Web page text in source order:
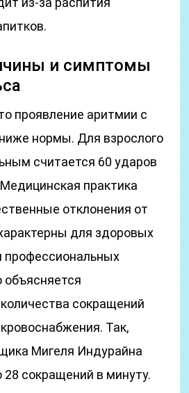
и симптомы
проявление аритмии с
нормы. Для взрослого
считается 60 ударов
практика
отклонения от
для здоровых
объясняется
сокращений
Так,
Мигеля Индурайна
28 сокращений в минуту.